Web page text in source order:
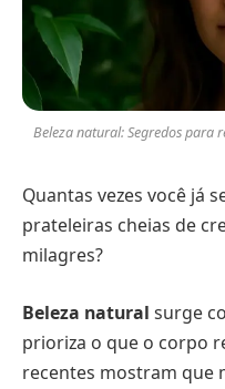
Beleza natural: Segredos para
Quantas vezes você já
prateleiras cheias de
milagres?
Beleza natural surge
prioriza o que o corpo
recentes mostram que